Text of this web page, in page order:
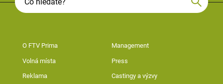
O FTV Prima Management
Volná místa Press
Reklama Castingy a výzvy